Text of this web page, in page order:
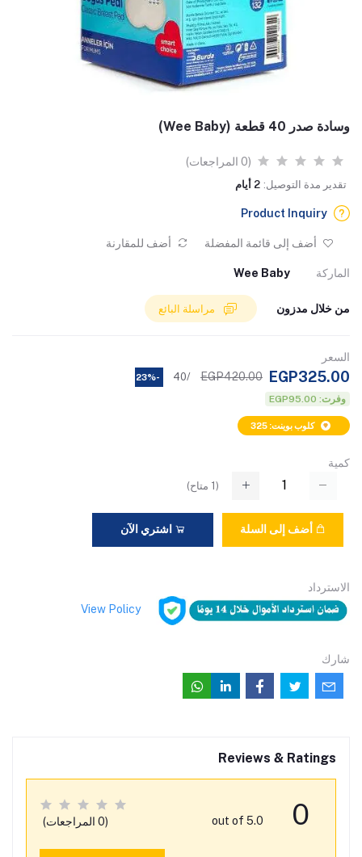
وسادة صدر 40 قطعة (Wee Baby)
(0 المراجعات)
تقدير مدة التوصيل: 2 أيام
Product Inquiry
أضف إلى قائمة المفضلة أضف للمقارنة
الماركة Wee Baby
من خلال مدزون
السعر
EGP325.00
EGP420.00
/40
-23%
وفرت: EGP95.00
كلوب بوينت: 325
كمية
(
1 متاح)
أضف إلى السلة اشتري الآن
الاسترداد
View Policy
شارك
Reviews & Ratings
0
out of 5.0 (0 المراجعات)